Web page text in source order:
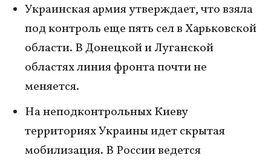
Украинская армия утверждает, что взяла
под контроль еще пять сел в Харьковской
области. В Донецкой и Луганской
областях линия фронта почти не
меняется.
На неподконтрольных Киеву
территориях Украины идет скрытая
мобилизация. В России ведется